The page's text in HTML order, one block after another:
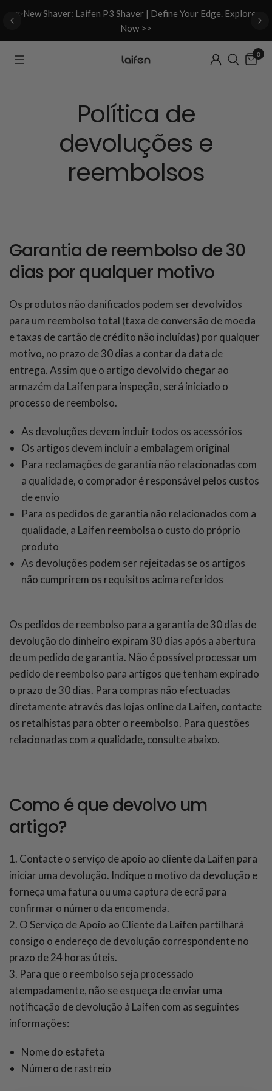
✨New Shaver: Laifen P3 Shaver | Define Your Edge. Explore
Now >>
0
Política de
devoluções e
reembolsos
Garantia de reembolso de 30
dias por qualquer motivo
Os produtos não danificados podem ser devolvidos
para um reembolso total (taxa de conversão de moeda
e taxas de cartão de crédito não incluídas) por qualquer
motivo, no prazo de 30 dias a contar da data de
entrega. Assim que o artigo devolvido chegar ao
armazém da Laifen para inspeção, será iniciado o
processo de reembolso.
As devoluções devem incluir todos os acessórios
Os artigos devem incluir a embalagem original
Para reclamações de garantia não relacionadas com
a qualidade, o comprador é responsável pelos custos
de envio
Para os pedidos de garantia não relacionados com a
qualidade, a Laifen reembolsa o custo do próprio
produto
As devoluções podem ser rejeitadas se os artigos
não cumprirem os requisitos acima referidos
Os pedidos de reembolso para a garantia de 30 dias de
devolução do dinheiro expiram 30 dias após a abertura
de um pedido de garantia. Não é possível processar um
pedido de reembolso para artigos que tenham expirado
o prazo de 30 dias. Para compras não efectuadas
diretamente através das lojas online da Laifen, contacte
os retalhistas para obter o reembolso. Para questões
relacionadas com a qualidade, consulte abaixo.
Como é que devolvo um
artigo?
1. Contacte o serviço de apoio ao cliente da Laifen para
iniciar uma devolução. Indique o motivo da devolução e
forneça uma fatura ou uma captura de ecrã para
confirmar o número da encomenda.
2. O Serviço de Apoio ao Cliente da Laifen partilhará
consigo o endereço de devolução correspondente no
prazo de 24 horas úteis.
3. Para que o reembolso seja processado
atempadamente, não se esqueça de enviar uma
notificação de devolução à Laifen com as seguintes
informações:
Nome do estafeta
Número de rastreio